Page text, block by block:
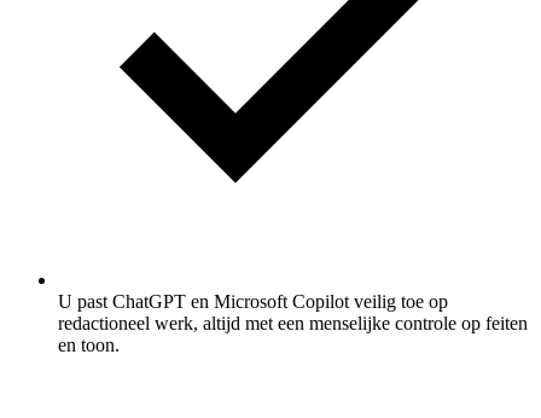
U past ChatGPT en Microsoft Copilot veilig toe op
redactioneel werk, altijd met een menselijke controle op feiten
en toon.